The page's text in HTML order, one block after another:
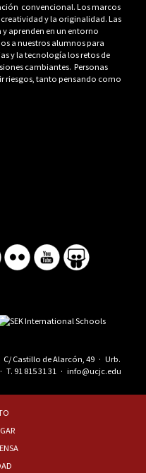
convencional. Los marcos
y la originalidad. Las
aprenden en un entorno
a nuestros alumnos para
y la tecnología los retos de
cambiantes. Personas
riesgos, tanto pensando como
Castillo de Alarcón, 49 · Urb.
T. 91 815 31 31 · info@ucjc.edu